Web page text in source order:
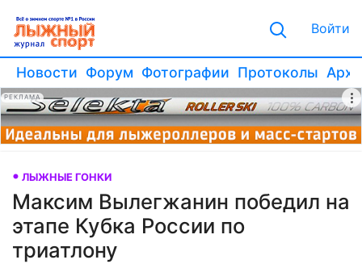
Войти
Новости Форум Фотографии Протоколы
РЕКЛАМА
ЛЫЖНЫЕ ГОНКИ
Максим Вылегжанин победил на
этапе Кубка России по
триатлону